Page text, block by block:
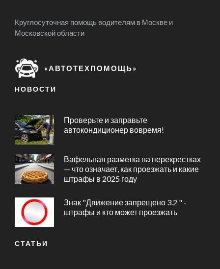
Круглосуточная помощь водителям в Москве и
Московской области
«АВТОТЕХПОМОЩЬ»
НОВОСТИ
Проверьте и заправьте
автокондиционер вовремя!
Вафельная разметка на перекрестках
— что означает, как проезжать и какие
штрафы в 2025 году
Знак "Движение запрещено 3.2 " -
штрафы и кто может проезжать
СТАТЬИ